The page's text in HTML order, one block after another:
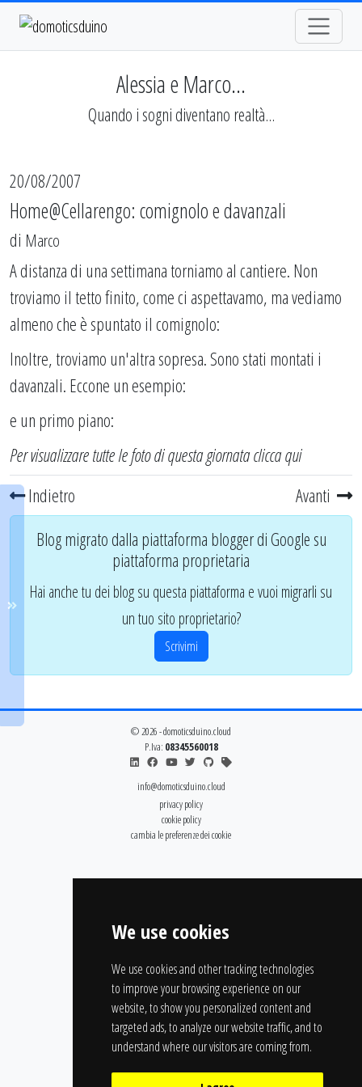
We use cookies
We use cookies and other tracking technologies
to improve your browsing experience on our
website, to show you personalized content and
targeted ads, to analyze our website traffic, and to
understand where our visitors are coming from.
Alessia e Marco...
Quando i sogni diventano realtà...
20/08/2007
Home@Cellarengo: comignolo e davanzali
di Marco
A distanza di una settimana torniamo al cantiere. Non
troviamo il tetto finito, come ci aspettavamo, ma vediamo
almeno che è spuntato il comignolo:
Inoltre, troviamo un'altra sopresa. Sono stati montati i
davanzali. Eccone un esempio:
e un primo piano:
Per visualizzare tutte le foto di questa giornataclicca qui
Indietro
Avanti
Blog migrato dalla piattaforma blogger di Google su
piattaforma proprietaria
Hai anche tu dei blog su questa piattaforma e vuoi migrarli su
un tuo sito proprietario?
Scrivimi
© 2026 - domoticsduino.cloud
P.Iva: 08345560018
info@domoticsduino.cloud
privacy policy
cookie policy
cambia le preferenze dei cookie